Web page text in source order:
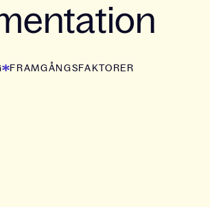
FRAMGÅNGSFAKTORER